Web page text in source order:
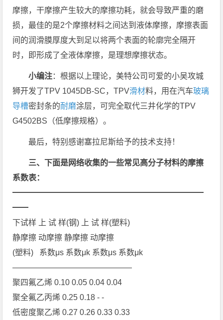
摩擦，干摩擦产生较大的摩擦功耗，就会导致严重的磨
损，最佳的是2个摩擦材料之间达到液体摩擦，摩擦表面
间的润滑膜厚度大到足以将两个表面的轮廓完全隔开
时，即形成了全液体摩擦，是理想摩擦状态。
小编注：根据以上理论，美特公司可爱的小吴攻城
狮开发了TPV 1045DB-SC，TPV滑材料，用在汽车玻璃
导槽密封条的耐磨涂层，可完全取代三井化学的TPV
G4502BS（低摩擦规格）。
最后，特别感谢塞拉尼斯给予的技术支持！
三、下面是网络收集的一些常见高分子材料的摩擦
系数表：
━━━━━━━━━━━━━━━━━━━━━━━━
━━
下试样 上 试 样(钢) 上 试 样(塑料)
静摩擦 动摩擦 静摩擦 动摩擦
(塑料) 系数μs 系数μk 系数μs 系数μk
———————————————
聚四氟乙烯 0.10 0.05 0.04 0.04
聚全氟乙丙烯 0.25 0.18 - -
低密度聚乙烯 0.27 0.26 0.33 0.33